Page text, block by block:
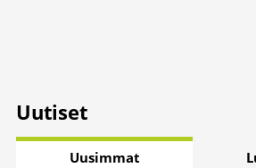
Uutiset
Uusimmat